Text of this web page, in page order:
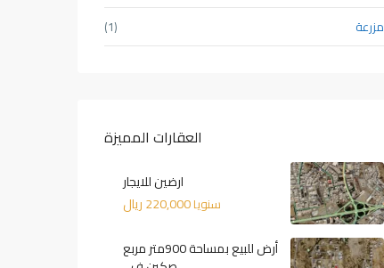
مزرعة
(1)
العقارات المميزة
ارضين للايجار
سنويا220,000 ريال
أرض للبيع بمساحة 900متر مربع